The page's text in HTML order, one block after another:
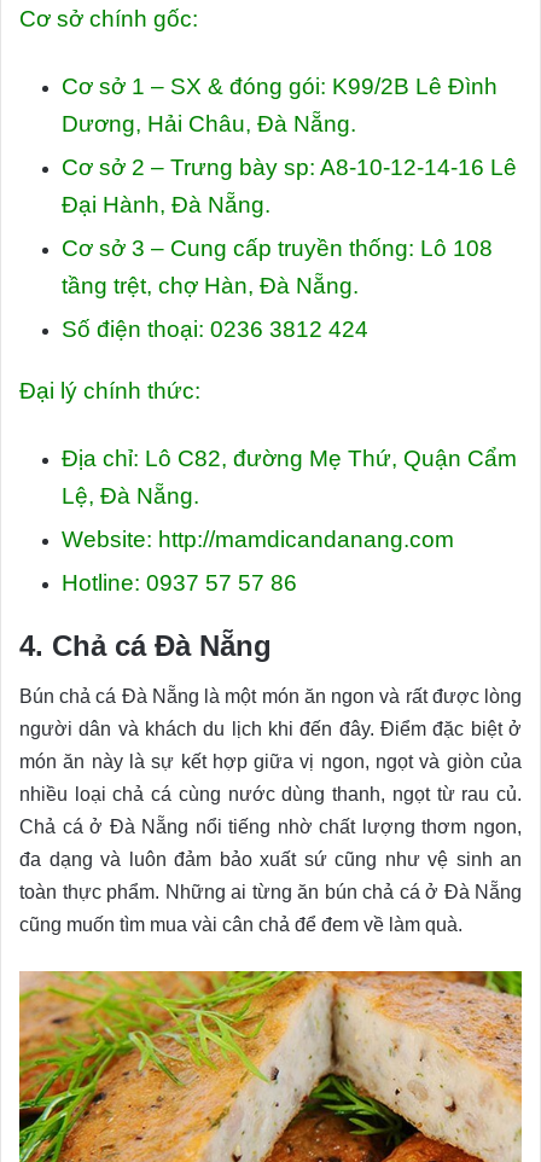
Cơ sở chính gốc:
Cơ sở 1 – SX & đóng gói: K99/2B Lê Đình
Dương, Hải Châu, Đà Nẵng.
Cơ sở 2 – Trưng bày sp: A8-10-12-14-16 Lê
Đại Hành, Đà Nẵng.
Cơ sở 3 – Cung cấp truyền thống: Lô 108
tầng trệt, chợ Hàn, Đà Nẵng.
Số điện thoại: 0236 3812 424
Đại lý chính thức:
Địa chỉ: Lô C82, đường Mẹ Thứ, Quận Cẩm
Lệ, Đà Nẵng.
Website: http://mamdicandanang.com
Hotline: 0937 57 57 86
4. Chả cá Đà Nẵng
Bún chả cá Đà Nẵng là một món ăn ngon và rất được lòng
người dân và khách du lịch khi đến đây. Điểm đặc biệt ở
món ăn này là sự kết hợp giữa vị ngon, ngọt và giòn của
nhiều loại chả cá cùng nước dùng thanh, ngọt từ rau củ.
Chả cá ở Đà Nẵng nổi tiếng nhờ chất lượng thơm ngon,
đa dạng và luôn đảm bảo xuất sứ cũng như vệ sinh an
toàn thực phẩm. Những ai từng ăn bún chả cá ở Đà Nẵng
cũng muốn tìm mua vài cân chả để đem về làm quà.